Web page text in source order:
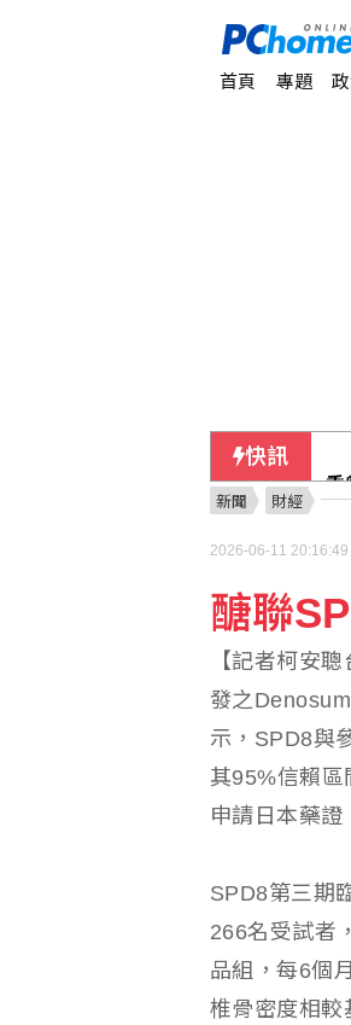
首頁 專題
快訊
新聞 財經
2026-06-11
醣聯
【記者柯安
發之
示，SPD8與
其95%信賴
申請日本藥
SPD8第三期
266名受試者
品組，每6個
椎骨密度相較